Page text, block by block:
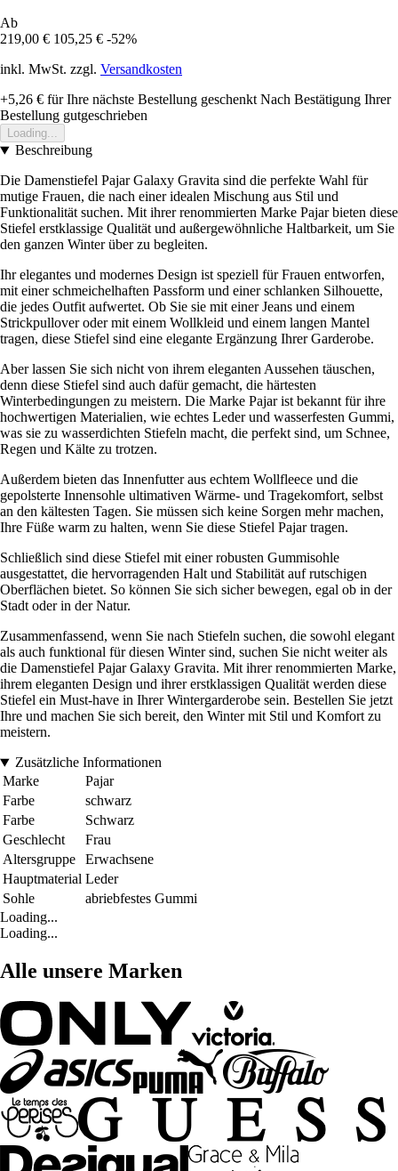
Ab
219,00 € 105,25 € -52%
inkl. MwSt. zzgl. Versandkosten
+5,26 € für Ihre nächste Bestellung geschenkt Nach Bestätigung Ihrer
Bestellung gutgeschrieben
Loading...
Beschreibung
Die Damenstiefel Pajar Galaxy Gravita sind die perfekte Wahl für
mutige Frauen, die nach einer idealen Mischung aus Stil und
Funktionalität suchen. Mit ihrer renommierten Marke Pajar bieten diese
Stiefel erstklassige Qualität und außergewöhnliche Haltbarkeit, um Sie
den ganzen Winter über zu begleiten.
Ihr elegantes und modernes Design ist speziell für Frauen entworfen,
mit einer schmeichelhaften Passform und einer schlanken Silhouette,
die jedes Outfit aufwertet. Ob Sie sie mit einer Jeans und einem
Strickpullover oder mit einem Wollkleid und einem langen Mantel
tragen, diese Stiefel sind eine elegante Ergänzung Ihrer Garderobe.
Aber lassen Sie sich nicht von ihrem eleganten Aussehen täuschen,
denn diese Stiefel sind auch dafür gemacht, die härtesten
Winterbedingungen zu meistern. Die Marke Pajar ist bekannt für ihre
hochwertigen Materialien, wie echtes Leder und wasserfesten Gummi,
was sie zu wasserdichten Stiefeln macht, die perfekt sind, um Schnee,
Regen und Kälte zu trotzen.
Außerdem bieten das Innenfutter aus echtem Wollfleece und die
gepolsterte Innensohle ultimativen Wärme- und Tragekomfort, selbst
an den kältesten Tagen. Sie müssen sich keine Sorgen mehr machen,
Ihre Füße warm zu halten, wenn Sie diese Stiefel Pajar tragen.
Schließlich sind diese Stiefel mit einer robusten Gummisohle
ausgestattet, die hervorragenden Halt und Stabilität auf rutschigen
Oberflächen bietet. So können Sie sich sicher bewegen, egal ob in der
Stadt oder in der Natur.
Zusammenfassend, wenn Sie nach Stiefeln suchen, die sowohl elegant
als auch funktional für diesen Winter sind, suchen Sie nicht weiter als
die Damenstiefel Pajar Galaxy Gravita. Mit ihrer renommierten Marke,
ihrem eleganten Design und ihrer erstklassigen Qualität werden diese
Stiefel ein Must-have in Ihrer Wintergarderobe sein. Bestellen Sie jetzt
Ihre und machen Sie sich bereit, den Winter mit Stil und Komfort zu
meistern.
Zusätzliche Informationen
Marke
Pajar
Farbe
schwarz
Farbe
Schwarz
Geschlecht
Frau
Altersgruppe
Erwachsene
Hauptmaterial Leder
Sohle
abriebfestes Gummi
Loading...
Loading...
Alle unsere Marken